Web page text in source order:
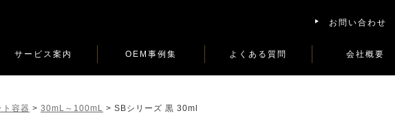
お問い合わせ
サービス案内 OEM事例集 よくある質問 会社概要
容器 > 30mL～100mL > SBシリーズ 黒 30ml